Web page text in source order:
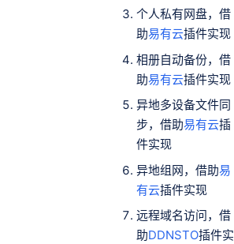
个人私有网盘，借
助易有云插件实现
相册自动备份，借
助易有云插件实现
异地多设备文件同
步，借助易有云插
件实现
异地组网，借助易
有云插件实现
远程域名访问，借
助DDNSTO插件实